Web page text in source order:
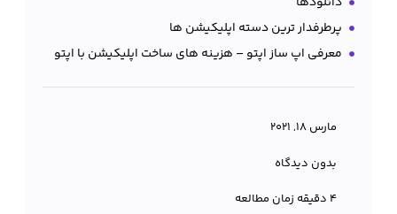
پرطرفدار ترین دسته اپلیکیشن ها
معرفی اپ ساز اپتو – هزینه های ساخت اپلیکیشن با اپتو
مارس 18, 2021
بدون دیدگاه
4 دقیقه زمان مطالعه